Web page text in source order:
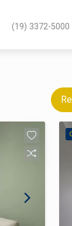
(19) 3372-5000